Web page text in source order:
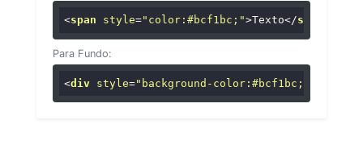
<span style="color:#bcf1bc;">Texto</span
Para Fundo:
<div style="background-color:#bcf1bc;"